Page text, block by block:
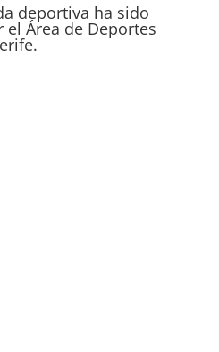
deportiva ha sido
Área de Deportes